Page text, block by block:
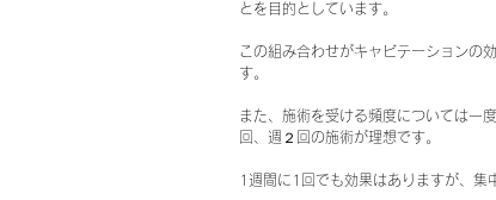
とを目的としています。
この組み合わせがキャビテーションの
す。
また、施術を受ける頻度については一
回、週２回の施術が理想です。
1週間に1回でも効果はありますが、集